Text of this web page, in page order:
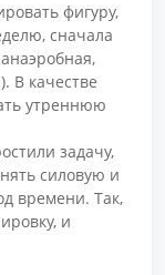
фигуру,
сначала
В качестве
утреннюю
задачу,
силовую и
времени. Так,
и